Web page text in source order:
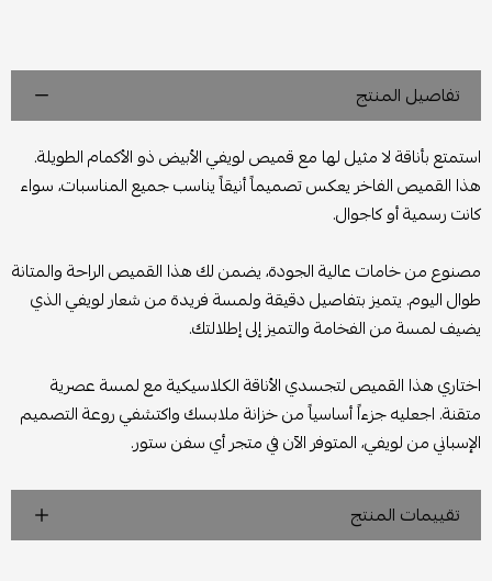
تفاصيل المنتج
استمتع بأناقة لا مثيل لها مع قميص لويفي الأبيض ذو الأكمام الطويلة.
هذا القميص الفاخر يعكس تصميماً أنيقاً يناسب جميع المناسبات، سواء
كانت رسمية أو كاجوال.
مصنوع من خامات عالية الجودة، يضمن لك هذا القميص الراحة والمتانة
طوال اليوم. يتميز بتفاصيل دقيقة ولمسة فريدة من شعار لويفي الذي
يضيف لمسة من الفخامة والتميز إلى إطلالتك.
اختاري هذا القميص لتجسدي الأناقة الكلاسيكية مع لمسة عصرية
متقنة. اجعليه جزءاً أساسياً من خزانة ملابسك واكتشفي روعة التصميم
الإسباني من لويفي، المتوفر الآن في متجر أي سفن ستور.
تقييمات المنتج